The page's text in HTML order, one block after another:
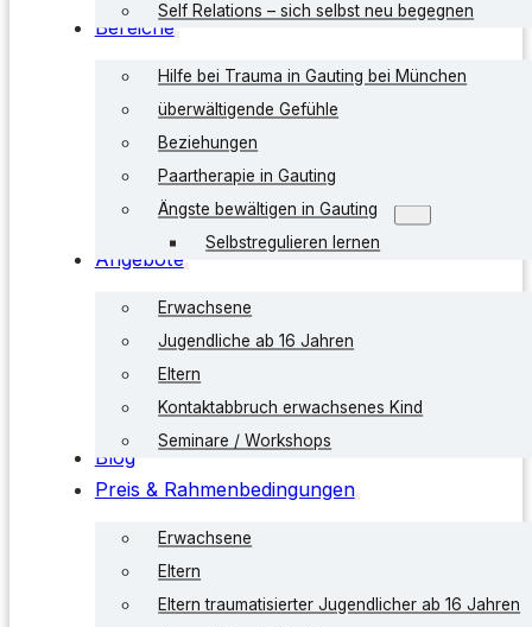
Self Relations – sich selbst neu begegnen
Bereiche
Hilfe bei Trauma in Gauting bei München
überwältigende Gefühle
Beziehungen
Paartherapie in Gauting
Ängste bewältigen in Gauting
Selbstregulieren lernen
Angebote
Erwachsene
Jugendliche ab 16 Jahren
Eltern
Kontaktabbruch erwachsenes Kind
Seminare / Workshops
Blog
Preis & Rahmenbedingungen
Erwachsene
Eltern
Eltern traumatisierter Jugendlicher ab 16 Jahren